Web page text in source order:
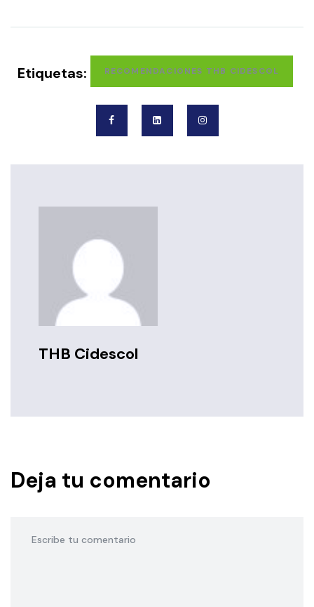
Etiquetas: RECOMENDACIONES THB CIDESCOL
THB Cidescol
Deja tu comentario